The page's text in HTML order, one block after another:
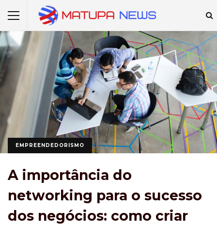
EMPREENDEDORISMO
A importância do
networking para o sucesso
dos negócios: como criar